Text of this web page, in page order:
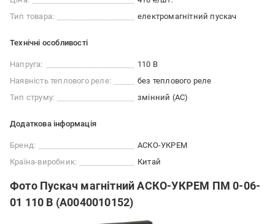
Тип товара:
електромагнітний пускач
Технічні особливості
Напруга:
110 В
Наявність теплового реле:
без теплового реле
Тип струму:
змінний (AC)
Додаткова інформація
Бренд:
АСКО-УКРЕМ
Країна-виробник:
Китай
Фото Пускач магнітний АСКО-УКРЕМ ПМ 0-06-
01 110 В (A0040010152)